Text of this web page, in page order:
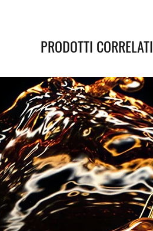
PRODOTTI CORRELATI